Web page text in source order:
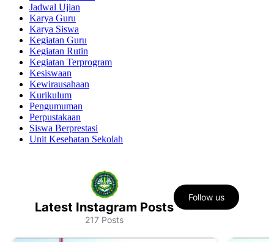
Jadwal Ujian
Karya Guru
Karya Siswa
Kegiatan Guru
Kegiatan Rutin
Kegiatan Terprogram
Kesiswaan
Kewirausahaan
Kurikulum
Pengumuman
Perpustakaan
Siswa Berprestasi
Unit Kesehatan Sekolah